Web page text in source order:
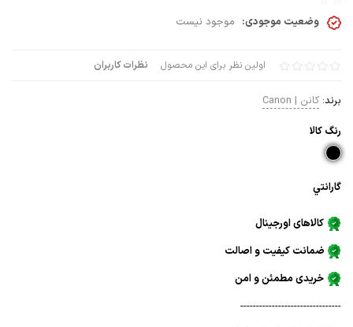
اولین نظر برای این محصول نظرات کاربران
برند: کانن | Canon
رنگ كالا
گارانتي
کالاهای اورجینال
ضمانت کیفیت و اصالت
خریدی مطمئن و امن
--------------------------------
وضعیت موجودی: موجود نیست